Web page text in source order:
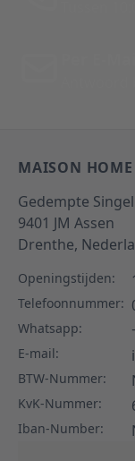
MAISON HOME
Gedempte Singel
9401 JM Assen
Drenthe,
Openingstijden:
Telefoonnummer:
Whatsapp:
E-mail:
BTW-Nummer:
KvK-Nummer:
Iban-Number: